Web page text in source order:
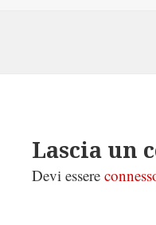
Lascia un
Devi essere